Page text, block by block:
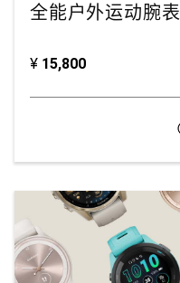
全能户外运动腕表
¥ 15,800